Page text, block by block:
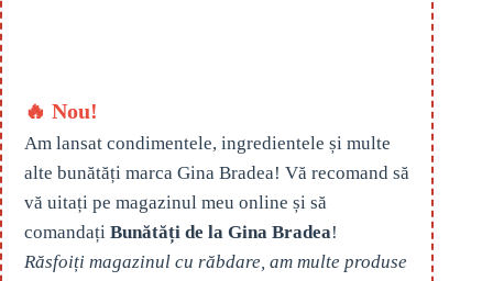
🔥 Nou!
Am lansat condimentele, ingredientele și multe
alte bunătăți marca Gina Bradea! Vă recomand să
vă uitați pe magazinul meu online și să
comandați Bunătăți de la Gina Bradea!
Răsfoiți magazinul cu răbdare, am multe produse